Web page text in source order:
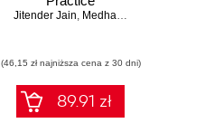
Jitender Jain, Medha Gupta
(46,15 zł najniższa cena z 30 dni)
89.91 zł